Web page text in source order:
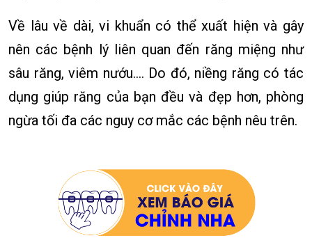
Về lâu về dài, vi khuẩn có thể xuất hiện và gây
nên các bệnh lý liên quan đến răng miệng như
sâu răng, viêm nướu.... Do đó, niềng răng có tác
dụng giúp răng của bạn đều và đẹp hơn, phòng
ngừa tối đa các nguy cơ mắc các bệnh nêu trên.